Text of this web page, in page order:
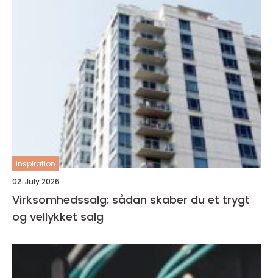
inspiration
02. July 2026
Virksomhedssalg: sådan skaber du et trygt
og vellykket salg